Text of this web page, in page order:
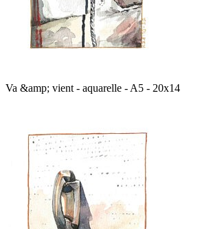
Va &amp; vient - aquarelle - A5 - 20x14